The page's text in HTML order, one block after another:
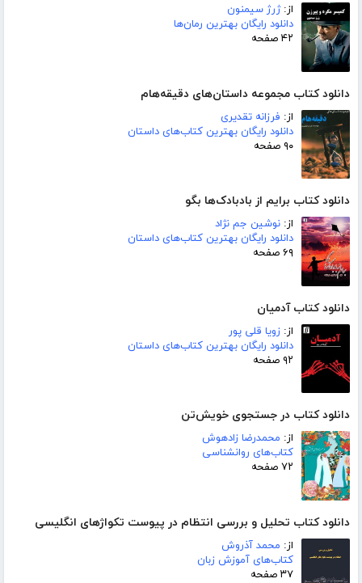
از:ژرژ سیمنون
دانلود رایگان بهترین رمان‌ها
۴۲ صفحه
دانلود کتاب مجموعه داستان‌های دقیقه‌هام
از: فرزانه تقدیری
دانلود رایگان بهترین کتاب‌های داستان
۹۰ صفحه
دانلود کتاب برایم از بادبادک‌ها بگو
از: نوشین جم نژاد
دانلود رایگان بهترین کتاب‌های داستان
۶۹ صفحه
دانلود کتاب آدمیان
از: زویا قلی پور
دانلود رایگان بهترین کتاب‌های داستان
۹۲ صفحه
دانلود کتاب در جستجوی خویش‌تن
از: محمدرضا زادهوش
کتاب‌های روانشناسی
۷۲ صفحه
دانلود کتاب تحلیل و بررسی انتظام در پیوست تکواژهای انگلیسی
از: محمد آذروش
کتاب‌های آموزش زبان
۳۷ صفحه